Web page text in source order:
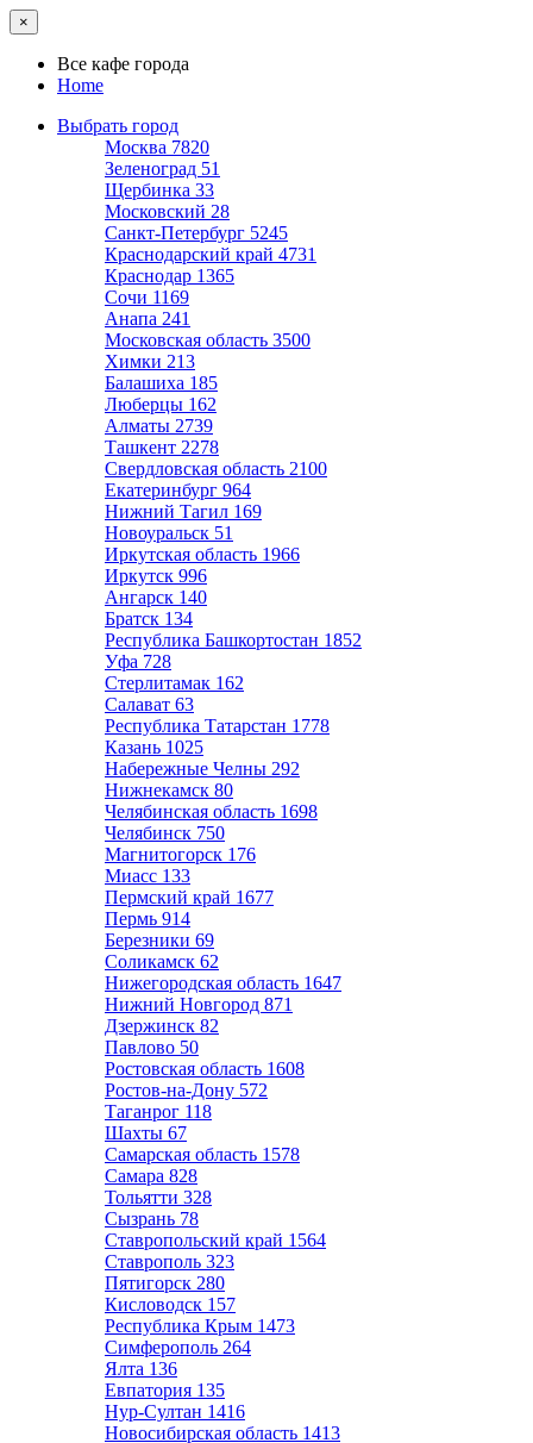
×
Все кафе города
Home
Выбрать город
Москва 7820
Зеленоград 51
Щербинка 33
Московский 28
Санкт-Петербург 5245
Краснодарский край 4731
Краснодар 1365
Сочи 1169
Анапа 241
Московская область 3500
Химки 213
Балашиха 185
Люберцы 162
Алматы 2739
Ташкент 2278
Свердловская область 2100
Екатеринбург 964
Нижний Тагил 169
Новоуральск 51
Иркутская область 1966
Иркутск 996
Ангарск 140
Братск 134
Республика Башкортостан 1852
Уфа 728
Стерлитамак 162
Салават 63
Республика Татарстан 1778
Казань 1025
Набережные Челны 292
Нижнекамск 80
Челябинская область 1698
Челябинск 750
Магнитогорск 176
Миасс 133
Пермский край 1677
Пермь 914
Березники 69
Соликамск 62
Нижегородская область 1647
Нижний Новгород 871
Дзержинск 82
Павлово 50
Ростовская область 1608
Ростов-на-Дону 572
Таганрог 118
Шахты 67
Самарская область 1578
Самара 828
Тольятти 328
Сызрань 78
Ставропольский край 1564
Ставрополь 323
Пятигорск 280
Кисловодск 157
Республика Крым 1473
Симферополь 264
Ялта 136
Евпатория 135
Нур-Султан 1416
Новосибирская область 1413